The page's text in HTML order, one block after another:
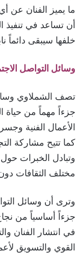
ما يميز الفنان عن
أن تساعد في تنفيذ
خلفها سيبقى دائماً
وسائل التواصل
تصف الشملاوي
جزءاً مهماً من حياة
الأعمال الفنية
كما تتيح مشاركة
وتبادل الخبرات
مختلف الثقافات
وترى أن وسائل
جزءاً أساسياً من
في انتشار الفنان
القوي والتسويق